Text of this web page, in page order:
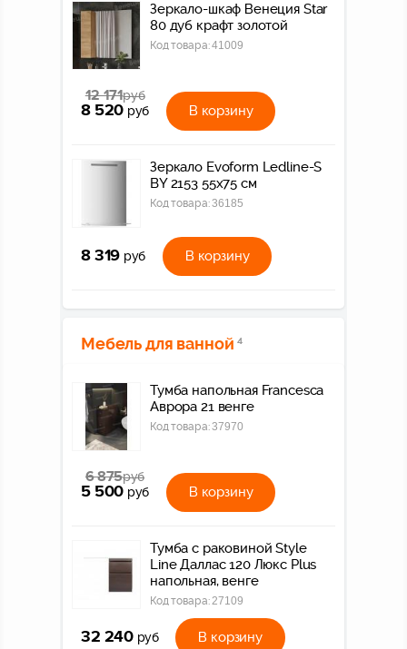
Зеркало-шкаф Венеция Star
80 дуб крафт золотой
Код товара:41009
12 171руб
8 520 руб В корзину
Зеркало Evoform Ledline-S
BY 2153 55x75 см
Код товара:36185
8 319 руб В корзину
Мебель для ванной 4
Тумба напольная Francesca
Аврора 21 венге
Код товара:37970
6 875руб
5 500 руб В корзину
Тумба с раковиной Style
Line Даллас 120 Люкс Plus
напольная, венге
Код товара:27109
32 240 руб В корзину